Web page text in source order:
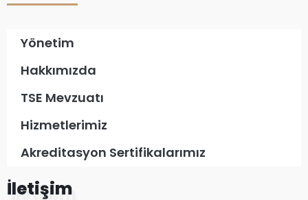
Yönetim
Hakkımızda
TSE Mevzuatı
Hizmetlerimiz
Akreditasyon Sertifikalarımız
İletişim